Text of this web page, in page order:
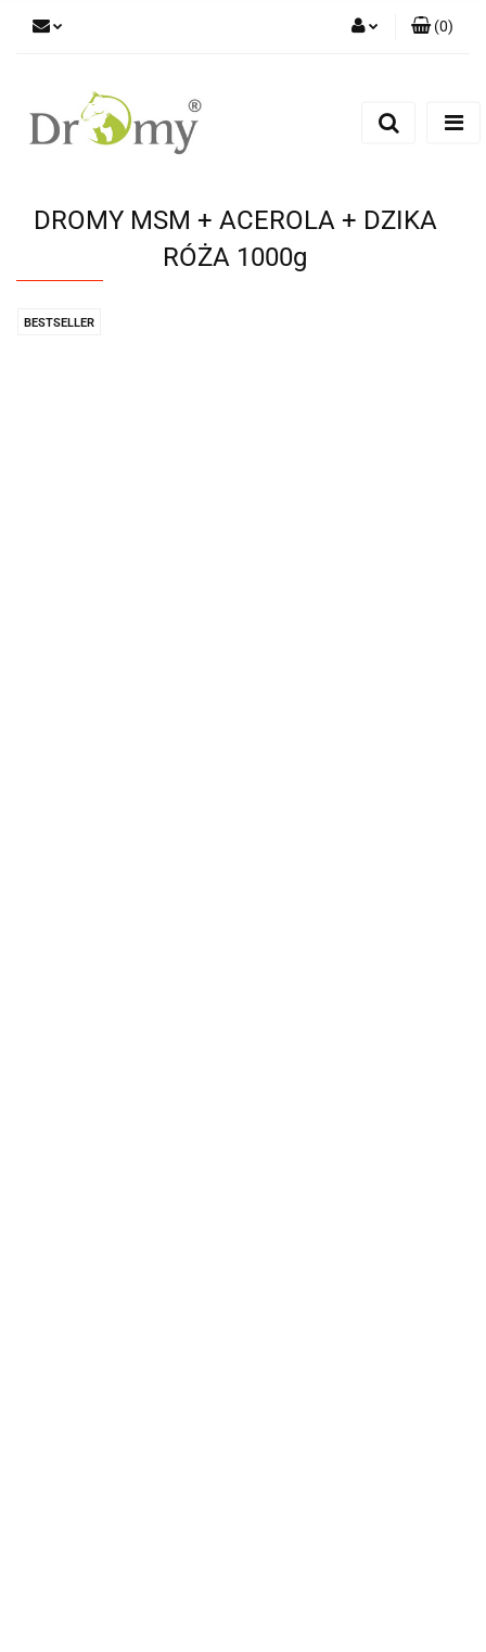
(0)
DROMY MSM + ACEROLA + DZIKA
RÓŻA 1000g
BESTSELLER